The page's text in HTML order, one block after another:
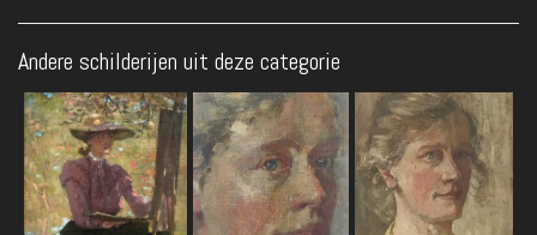
Andere schilderijen uit deze categorie